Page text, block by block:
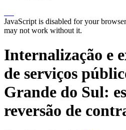
JavaScript is disabled for your
may not work without it.
Internalização e
de serviços
Grande do Sul:
reversão de